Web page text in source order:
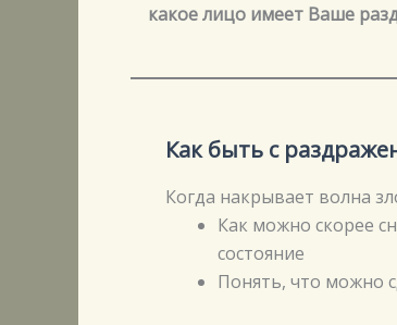
какое лицо имеет Ваше
Как быть с
Когда накрывает волна
Как можно скорее
состояние
Понять, что можно